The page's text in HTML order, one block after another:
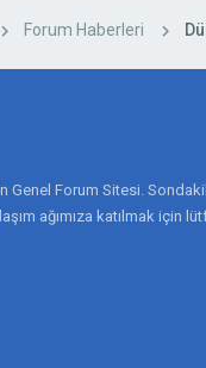
Forum Haberleri
Genel Forum Sitesi.
ağımıza katılmak için